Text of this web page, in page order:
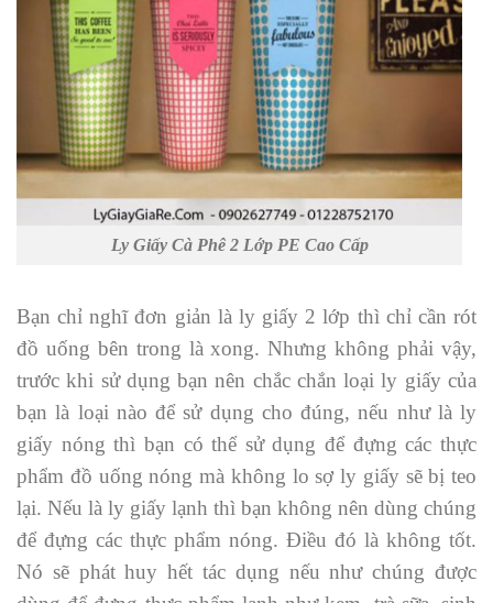
Ly Giấy Cà Phê 2 Lớp PE Cao Cấp
Bạn chỉ nghĩ đơn giản là ly giấy 2 lớp thì chỉ cần rót
đồ uống bên trong là xong. Nhưng không phải vậy,
trước khi sử dụng bạn nên chắc chắn loại ly giấy của
bạn là loại nào để sử dụng cho đúng, nếu như là ly
giấy nóng thì bạn có thể sử dụng để đựng các thực
phẩm đồ uống nóng mà không lo sợ ly giấy sẽ bị teo
lại. Nếu là ly giấy lạnh thì bạn không nên dùng chúng
để đựng các thực phẩm nóng. Điều đó là không tốt.
Nó sẽ phát huy hết tác dụng nếu như chúng được